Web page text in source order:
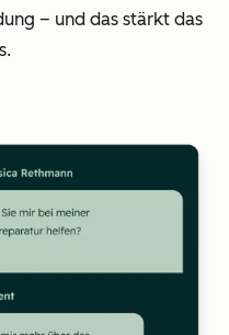
– und das stärkt das